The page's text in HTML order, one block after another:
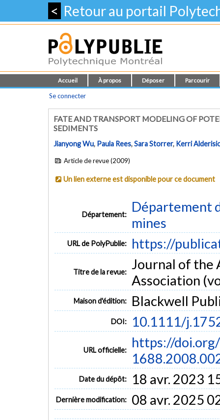
< Retour au portail
Accueil À propos Déposer Parcourir
Se connecter
FATE AND TRANSPORT MODELING OF
SEDIMENTS
Jianyong Wu, Paula Rees,Sara Storrer, Kerri
Article de revue (2009)
Un lien externe est disponible pour ce document
Département:
Département
mines
URL de PolyPublie: https://
Titre de la revue: Journal of the
Association
Maison d'édition: Blackwell
DOI: 10.1111/
URL officielle:
https://
Date du dépôt: 18 avr. 2023
Dernière modification: 08 avr. 2025